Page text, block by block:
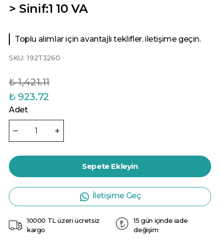
> Sinif:1 10 VA
Toplu alımlar için avantajlı teklifler. iletişime geçin.
SKU: 192T3260
₺ 1,421.11
₺ 923.72
Adet
Sepete Ekleyin
İletişime Geç
10000 TL üzeri ücretsiz
kargo
15 gün içinde iade
değişim